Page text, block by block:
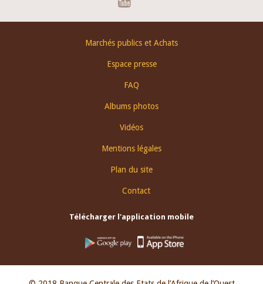
Marchés publics et Achats
Espace presse
FAQ
Albums photos
Vidéos
Mentions légales
Plan du site
Contact
Télécharger l'application mobile